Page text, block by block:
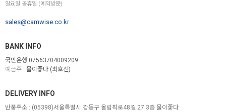
일요일 공휴일 (예약방문)
sales@camwise.co.kr
BANK INFO
국민은행 07563704009209
예금주 : 물이좋다 (최호진)
DELIVERY INFO
반품주소 : (05398)서울특별시 강동구 올림픽로48길 27 3층 물이좋다